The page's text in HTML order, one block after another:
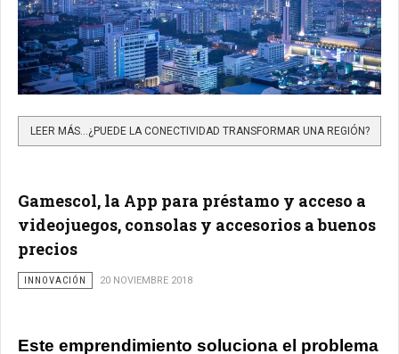
LEER MÁS…¿PUEDE LA CONECTIVIDAD TRANSFORMAR UNA REGIÓN?
Gamescol, la App para préstamo y acceso a
videojuegos, consolas y accesorios a buenos
precios
INNOVACIÓN 20 NOVIEMBRE 2018
Este emprendimiento soluciona el problema